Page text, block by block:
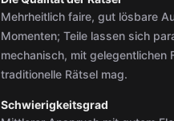
Mehrheitlich faire, gut lösbare
Momenten; Teile lassen sich
mechanisch, mit gelegentlichen
traditionelle Rätsel mag.
Schwierigkeitsgrad